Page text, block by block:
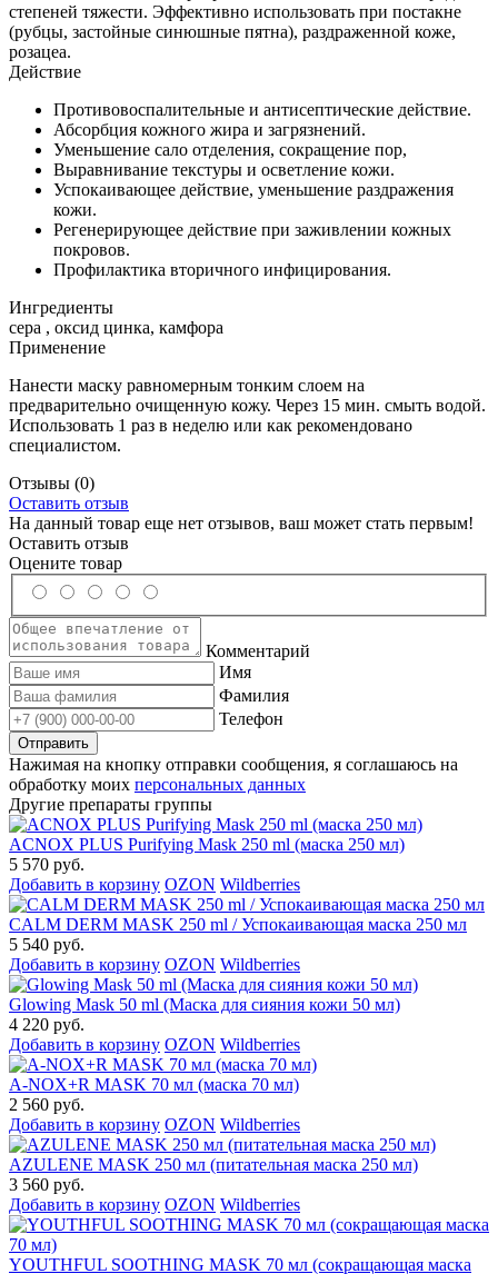
степеней тяжести. Эффективно использовать при постакне
(рубцы, застойные синюшные пятна), раздраженной коже,
розацеа.
Действие
Противовоспалительные и антисептические действие.
Абсорбция кожного жира и загрязнений.
Уменьшение сало отделения, сокращение пор,
Выравнивание текстуры и осветление кожи.
Успокаивающее действие, уменьшение раздражения
кожи.
Регенерирующее действие при заживлении кожных
покровов.
Профилактика вторичного инфицирования.
Ингредиенты
сера , оксид цинка, камфора
Применение
Нанести маску равномерным тонким слоем на
предварительно очищенную кожу. Через 15 мин. смыть водой.
Использовать 1 раз в неделю или как рекомендовано
специалистом.
Отзывы (0)
Оставить отзыв
На данный товар еще нет отзывов, ваш может стать первым!
Оставить отзыв
Оцените товар
Комментарий
Имя
Фамилия
Телефон
Нажимая на кнопку отправки сообщения, я соглашаюсь на
обработку моих персональных данных
Другие препараты группы
ACNOX PLUS Purifying Mask 250 ml (маска 250 мл)
5 570 руб.
Добавить в корзину OZON Wildberries
CALM DERM MASK 250 ml / Успокаивающая маска 250 мл
5 540 руб.
Добавить в корзину OZON Wildberries
Glowing Mask 50 ml (Маска для сияния кожи 50 мл)
4 220 руб.
Добавить в корзину OZON Wildberries
A-NOX+R MASK 70 мл (маска 70 мл)
2 560 руб.
Добавить в корзину OZON Wildberries
AZULENE MASK 250 мл (питательная маска 250 мл)
3 560 руб.
Добавить в корзину OZON Wildberries
YOUTHFUL SOOTHING MASK 70 мл (сокращающая маска